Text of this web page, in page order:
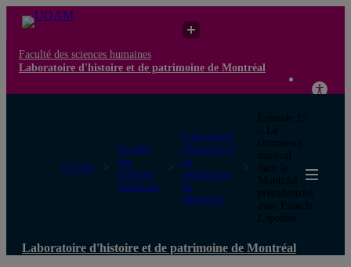
Faculté des sciences humaines
Laboratoire d'histoire et de patrimoine de Montréal
UQAM
Faculté
des
sciences
humaines
Laboratoire
d'histoire et
de
patrimoine
de
Montréal
Épisode 15
– Le
commerce
musical
dans le
Montréal
préindustriel
avec Francis
Lapointe
Laboratoire d'histoire et de patrimoine de Montréal